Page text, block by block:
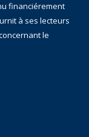
financiérement
à ses lecteurs
le